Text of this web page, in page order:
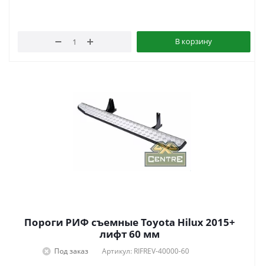
В корзину
Пороги РИФ съемные Toyota Hilux 2015+
лифт 60 мм
Под заказ Артикул: RIFREV-40000-60